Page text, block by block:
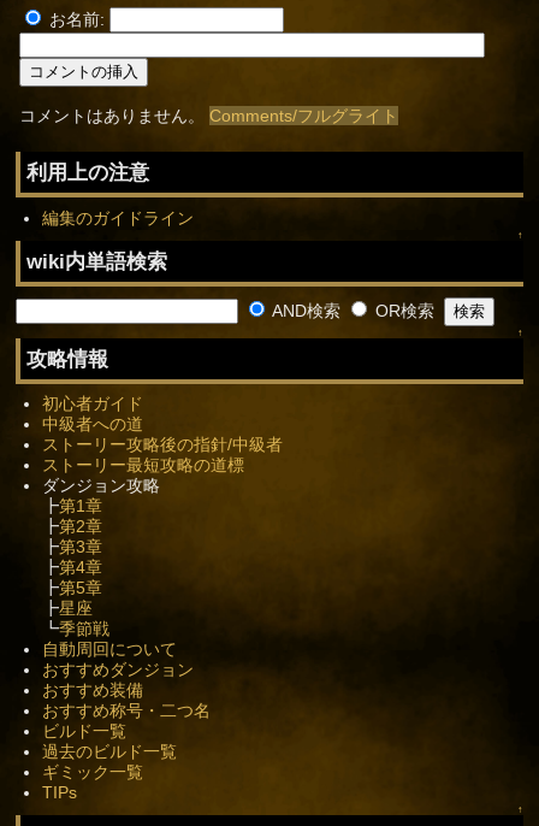
お名前:
コメントはありません。Comments/フルグライト
利用上の注意
編集のガイドライン
↑
wiki内単語検索
AND検索 OR検索
↑
攻略情報
初心者ガイド
中級者への道
ストーリー攻略後の指針/中級者
ストーリー最短攻略の道標
ダンジョン攻略
┣第1章
┣第2章
┣第3章
┣第4章
┣第5章
┣星座
┗季節戦
自動周回について
おすすめダンジョン
おすすめ装備
おすすめ称号・二つ名
ビルド一覧
過去のビルド一覧
ギミック一覧
TIPs
↑